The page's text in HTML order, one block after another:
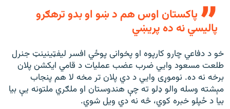
پاکستان اوس هم د ښو او بدو ترهګرو
پاليسي نه ده پريښي
خو د دفاعي چارو کارپوه او پخوانی پوځي افسر ليفټينينټ جنرل
طلعت مسعود وايي ضرب عضب عمليات د قامي ايکشن پلان
برخه نه ده. نوموړی وايي د دي پلان تر مخه لا هم پنجاب
مېشته وسله والو ډلو ته چې هندوستان او ملګري ملتونه يې بيا
بيا د ځپلو خبره کوي، څه نه دي ويل شوي.